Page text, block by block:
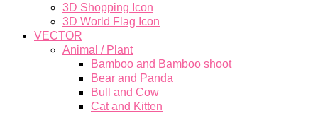
3D Shopping Icon
3D World Flag Icon
VECTOR
Animal / Plant
Bamboo and Bamboo shoot
Bear and Panda
Bull and Cow
Cat and Kitten